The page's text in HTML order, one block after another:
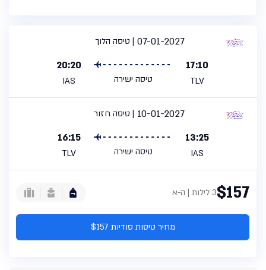
טיסה הלוך
07-01-2027
17:10
TLV טיסה ישירה
20:20
IAS
טיסה חזור
10-01-2027
13:25
IAS טיסה ישירה
16:15
TLV
$1573 לילות | ה-א
מחיר טיסות סודיות $157